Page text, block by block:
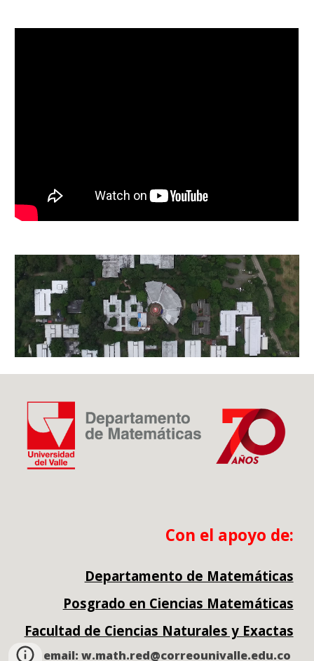
Con el apoyo de:
Departamento de Matemáticas
Posgrado en Ciencias Matemáticas
Facultad de Ciencias Naturales y Exactas
email: w.math.red@correounivalle.edu.co